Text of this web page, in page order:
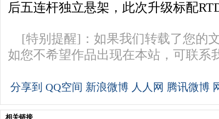
后五连杆独立悬架，此次升级标配
[特别提醒]：如果我们转载了您的
如您不希望作品出现在本站，可联系
分享到 QQ空间 新浪微博 人人网 腾讯微博
相关链接